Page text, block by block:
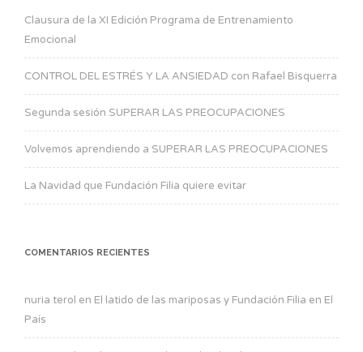
Clausura de la XI Edición Programa de Entrenamiento
Emocional
CONTROL DEL ESTRÉS Y LA ANSIEDAD con Rafael Bisquerra
Segunda sesión SUPERAR LAS PREOCUPACIONES
Volvemos aprendiendo a SUPERAR LAS PREOCUPACIONES
La Navidad que Fundación Filia quiere evitar
COMENTARIOS RECIENTES
nuria terol en El latido de las mariposas y Fundación Filia en El
País